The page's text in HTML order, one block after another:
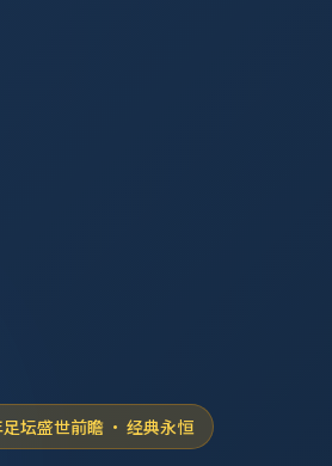
坛盛世前瞻 · 经典永恒